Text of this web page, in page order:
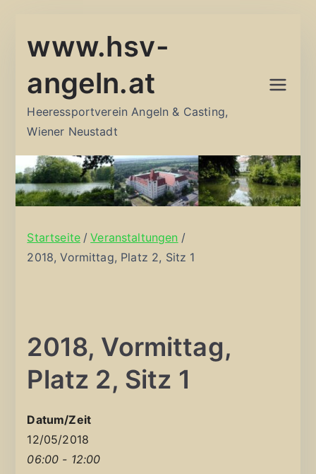
Inhalt
www.hsv-
angeln.at
Heeressportverein Angeln & Casting,
Wiener Neustadt
Startseite
Veranstaltungen
2018, Vormittag, Platz 2, Sitz 1
2018, Vormittag,
Platz 2, Sitz 1
Datum/Zeit
12/05/2018
06:00 - 12:00